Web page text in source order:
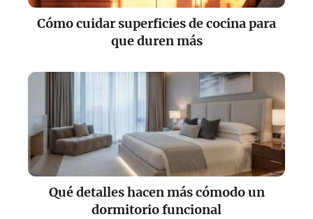
Cómo cuidar superficies de cocina para
que duren más
Qué detalles hacen más cómodo un
dormitorio funcional